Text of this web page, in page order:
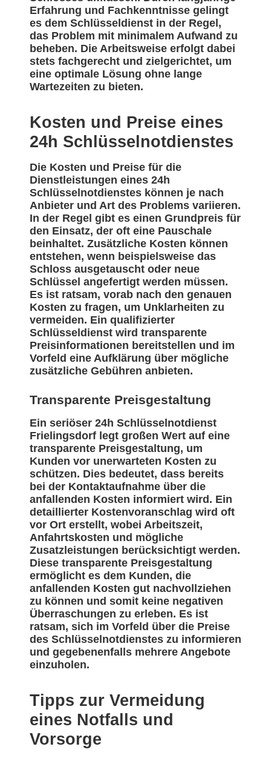
Erfahrung und Fachkenntnisse gelingt
es dem Schlüsseldienst in der Regel,
das Problem mit minimalem Aufwand zu
beheben. Die Arbeitsweise erfolgt dabei
stets fachgerecht und zielgerichtet, um
eine optimale Lösung ohne lange
Wartezeiten zu bieten.
Kosten und Preise eines
24h Schlüsselnotdienstes
Die Kosten und Preise für die
Dienstleistungen eines 24h
Schlüsselnotdienstes können je nach
Anbieter und Art des Problems variieren.
In der Regel gibt es einen Grundpreis für
den Einsatz, der oft eine Pauschale
beinhaltet. Zusätzliche Kosten können
entstehen, wenn beispielsweise das
Schloss ausgetauscht oder neue
Schlüssel angefertigt werden müssen.
Es ist ratsam, vorab nach den genauen
Kosten zu fragen, um Unklarheiten zu
vermeiden. Ein qualifizierter
Schlüsseldienst wird transparente
Preisinformationen bereitstellen und im
Vorfeld eine Aufklärung über mögliche
zusätzliche Gebühren anbieten.
Transparente Preisgestaltung
Ein seriöser 24h Schlüsselnotdienst
Frielingsdorf legt großen Wert auf eine
transparente Preisgestaltung, um
Kunden vor unerwarteten Kosten zu
schützen. Dies bedeutet, dass bereits
bei der Kontaktaufnahme über die
anfallenden Kosten informiert wird. Ein
detaillierter Kostenvoranschlag wird oft
vor Ort erstellt, wobei Arbeitszeit,
Anfahrtskosten und mögliche
Zusatzleistungen berücksichtigt werden.
Diese transparente Preisgestaltung
ermöglicht es dem Kunden, die
anfallenden Kosten gut nachvollziehen
zu können und somit keine negativen
Überraschungen zu erleben. Es ist
ratsam, sich im Vorfeld über die Preise
des Schlüsselnotdienstes zu informieren
und gegebenenfalls mehrere Angebote
einzuholen.
Tipps zur Vermeidung
eines Notfalls und
Vorsorge